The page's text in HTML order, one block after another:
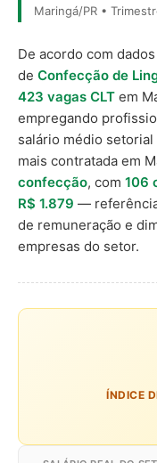
Maringá/PR •
De acordo com
de Confecção de
423 vagas CLT em
empregando
salário médio setorial
mais contratada em
confecção, com 106
R$ 1.879 —
de remuneração e
empresas do setor.
ÍNDICE